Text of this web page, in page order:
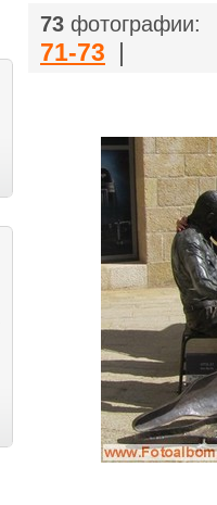
73 фотографии:
71-73 |